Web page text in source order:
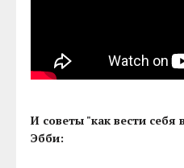
И советы "как вести
Эбби: